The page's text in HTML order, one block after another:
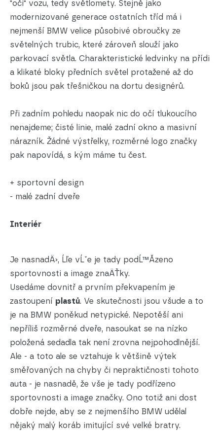
"oči" vozu, tedy světlomety. Stejně jako
modernizované generace ostatních tříd má i
nejmenší BMW velice působivé obroučky ze
světelných trubic, které zároveň slouží jako
parkovací světla. Charakteristické ledvinky na přídi
a klikaté bloky předních světel protažené až do
boků jsou pak třešničkou na dortu designérů.
Při zadním pohledu naopak nic do očí tlukoucího
nenajdeme; čisté linie, malé zadní okno a masivní
nárazník. Žádné výstřelky, rozměrné logo značky
pak napovídá, s kým máme tu čest.
+ sportovní design
- malé zadní dveře
Interiér
Je nasnadÄ›, Ĺľe vĹˇe je tady podĹ™Ă­zeno
sportovnosti a image znaÄŤky.
Usedáme dovnitř a prvním překvapením je
zastoupení plastů. Ve skutečnosti jsou všude a to
je na BMW poněkud netypické. Nepotěší ani
nepříliš rozměrné dveře, nasoukat se na nízko
položená sedadla tak není zrovna nejpohodlnější.
Ale - a toto ale se vztahuje k většině výtek
směřovaných na chyby či nepraktičnosti tohoto
auta - je nasnadě, že vše je tady podřízeno
sportovnosti a image značky. Ono totiž ani dost
dobře nejde, aby se z nejmenšího BMW udělal
nějaký malý koráb imitující své velké bratry.